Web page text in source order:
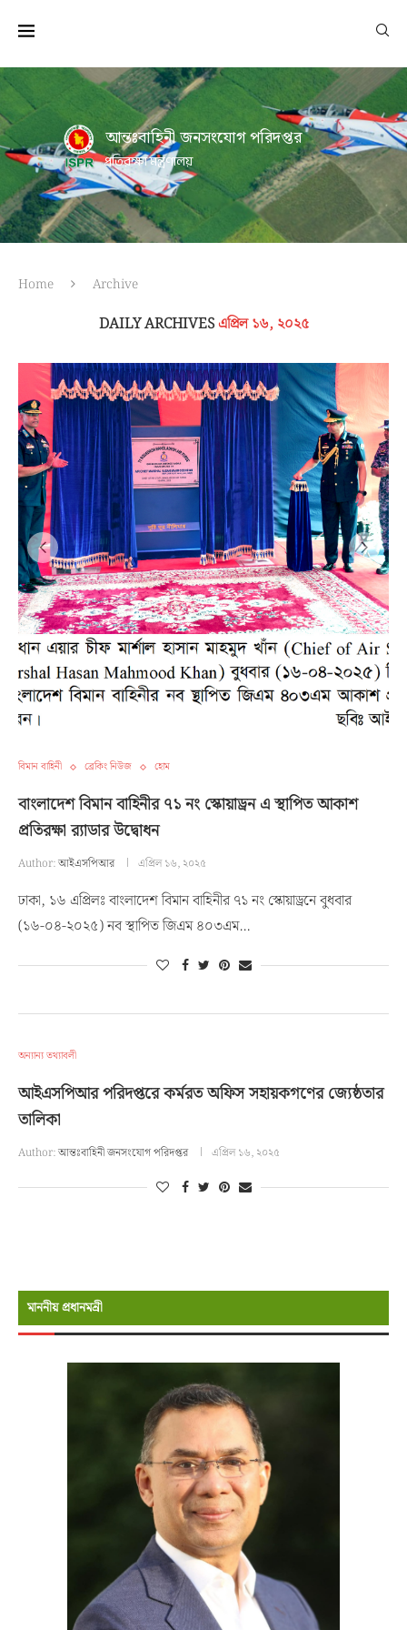
আন্তঃবাহিনী জনসংযোগ পরিদপ্তর
প্রতিরক্ষা মন্ত্রণালয়
Home Archive
DAILY ARCHIVESএপ্রিল ১৬, ২০২৫
বিমান বাহিনী ব্রেকিং নিউজ হোম
বাংলাদেশ বিমান বাহিনীর ৭১ নং স্কোয়াড্রন এ স্থাপিত আকাশ
প্রতিরক্ষা র‌্যাডার উদ্বোধন
Author:আইএসপিআর এপ্রিল ১৬, ২০২৫
ঢাকা, ১৬ এপ্রিলঃ বাংলাদেশ বিমান বাহিনীর ৭১ নং স্কোয়াড্রনে বুধবার
(১৬-০৪-২০২৫) নব স্থাপিত জিএম ৪০৩এম…
অন্যান্য তথ্যাবলী
আইএসপিআর পরিদপ্তরে কর্মরত অফিস সহায়কগণের জ্যেষ্ঠতার
তালিকা
Author:আন্তঃবাহিনী জনসংযোগ পরিদপ্তর এপ্রিল ১৬, ২০২৫
মাননীয় প্রধানমন্রী